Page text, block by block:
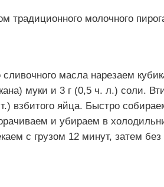
традиционного молочного
сливочного масла нарезаем
муки и 3 г (0,5 ч. л.) соли.
взбитого яйца. Быстро
и убираем в
с грузом 12 минут, затем без